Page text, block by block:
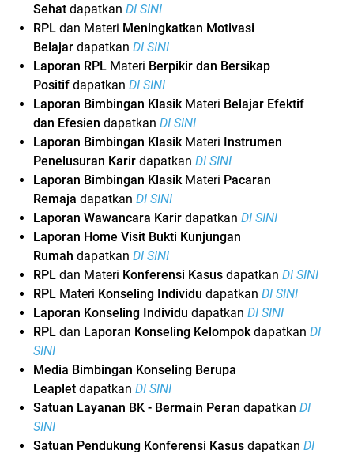
Sehat dapatkan DI SINI
RPL dan Materi Meningkatkan Motivasi
Belajar dapatkan DI SINI
Laporan RPL Materi Berpikir dan Bersikap
Positif dapatkan DI SINI
Laporan Bimbingan KlasikMateri Belajar Efektif
dan Efesien dapatkan DI SINI
Laporan Bimbingan Klasik Materi Instrumen
Penelusuran Karir dapatkan DI SINI
Laporan Bimbingan KlasikMateri Pacaran
Remaja dapatkan DI SINI
Laporan Wawancara Karir dapatkan DI SINI
Laporan Home Visit Bukti Kunjungan
Rumah dapatkan DI SINI
RPL dan Materi Konferensi Kasus dapatkan DI SINI
RPL Materi Konseling Individu dapatkan DI SINI
Laporan Konseling Individu dapatkan DI SINI
RPL dan Laporan Konseling Kelompokdapatkan DI
SINI
Media Bimbingan Konseling Berupa
Leaplet dapatkan DI SINI
Satuan Layanan BK - Bermain Peran dapatkan DI
SINI
Satuan Pendukung Konferensi Kasus dapatkan DI